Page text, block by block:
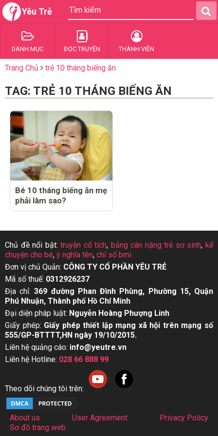
Yêu Trẻ
DANH MỤC ĐỌC TRUYỆN THÀNH VIÊN
Trang Chủ trẻ 10 tháng biếng ăn
TAG: TRẺ 10 THÁNG BIẾNG ĂN
Bé 10 tháng biếng ăn mẹ
phải làm sao?
Chủ đề nổi bật:truyện cổ tích, bảng cân nặng trẻ sơ sinh,kể
chuyện cho bé, ý nghĩa tên, chỉ số bmi
Đơn vị chủ Quản: CÔNG TY CỔ PHẦN YÊU TRẺ
Mã số thuế: 0312926237
Địa chỉ:369 đường Phan Đình Phùng, Phường 15, Quận
Phú Nhuận, Thành phố Hồ Chí Minh
Đại diện pháp luật: Nguyễn Hoàng Phượng Linh
Giấy phép: Giấy phép thiết lập mạng xã hội trên mạng số
555/GP-BTTTT,HN ngày 19/10/2015.
Liên hệ quảng cáo: info@yeutre.vn
Liên hệ Hotline: 028 66 888 99
Theo dõi chúng tôi trên:
About us User Agreement
Privacy Policy
Sơ đồ trang web